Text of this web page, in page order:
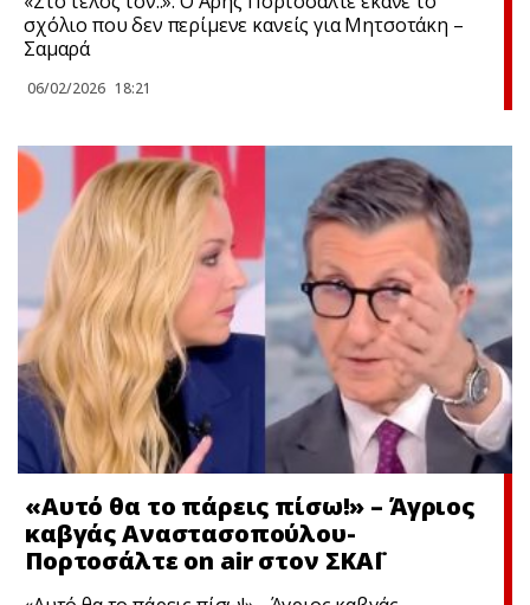
σχόλιο που δεν περίμενε κανείς για Μητσοτάκη –
Σαμαρά
06/02/2026 18:21
«Αυτό θα το πάρεις πίσω!» – Άγριος
καβγάς Αναστασοπούλου-
Πορτοσάλτε on air στον ΣΚΑΪ